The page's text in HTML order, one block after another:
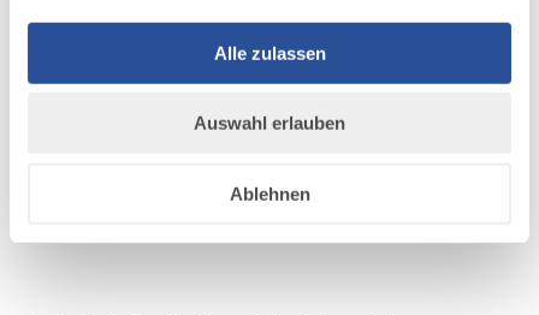
Alle zulassen
Auswahl erlauben
Ablehnen
Im Interview erfährt Pia, dass hier nicht nur eine
laufen sollten. Hast du das Zeug im Rennen zu bleiben?